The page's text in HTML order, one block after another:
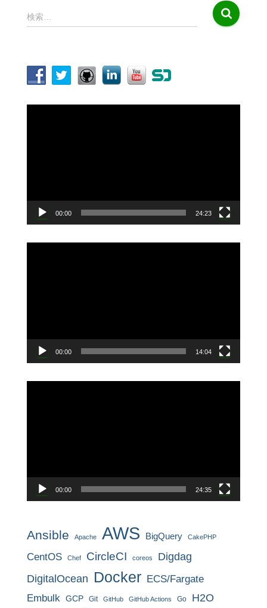
検
索
検索…
00:00 24:23
00:00 14:04
00:00 24:35
Ansible Apache AWS BigQuery CakePHP
CentOS Chef CircleCI coreos
Digdag
DigitalOcean Docker ECS/Fargate
Embulk GCP Git GitHub GitHub Actions Go H2O